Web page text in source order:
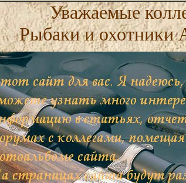
Уважаемые
Рыбаки и охотники